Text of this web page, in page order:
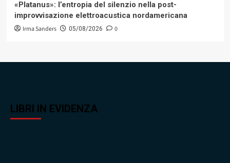
«Platanus»: l’entropia del silenzio nella post-
improvvisazione elettroacustica nordamericana
Irma Sanders 05/08/2026 0
LIBRI IN EVIDENZA